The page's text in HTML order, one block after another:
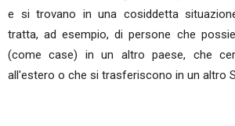
e si trovano in una cosiddetta
tratta, ad esempio, di persone che
(come case) in un altro paese, che
all'estero o che si trasferiscono in un altro